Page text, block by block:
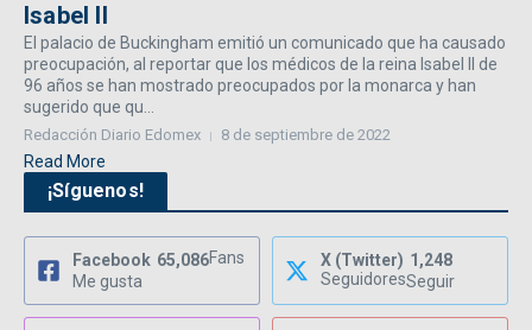
Isabel II
El palacio de Buckingham emitió un comunicado que ha causado
preocupación, al reportar que los médicos de la reina Isabel II de
96 años se han mostrado preocupados por la monarca y han
sugerido que qu...
Redacción Diario Edomex 8 de septiembre de 2022
Read More
¡Síguenos!
Facebook 65,086Fans
Me gusta
X (Twitter) 1,248
SeguidoresSeguir